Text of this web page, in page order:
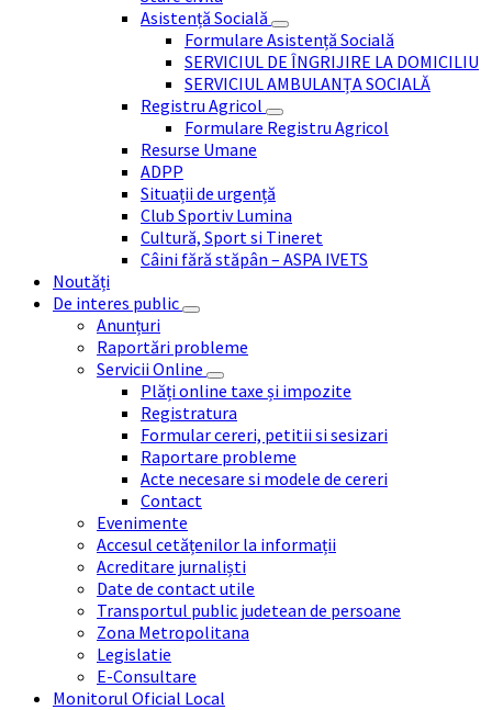
Asistență Socială
Formulare Asistență Socială
SERVICIUL DE ÎNGRIJIRE LA DOMICILIU
SERVICIUL AMBULANȚA SOCIALĂ
Registru Agricol
Formulare Registru Agricol
Resurse Umane
ADPP
Situații de urgență
Club Sportiv Lumina
Cultură, Sport si Tineret
Câini fără stăpân – ASPA IVETS
Noutăți
De interes public
Anunțuri
Raportări probleme
Servicii Online
Plăți online taxe și impozite
Registratura
Formular cereri, petitii si sesizari
Raportare probleme
Acte necesare si modele de cereri
Contact
Evenimente
Accesul cetățenilor la informații
Acreditare jurnaliști
Date de contact utile
Transportul public judetean de persoane
Zona Metropolitana
Legislatie
E-Consultare
Monitorul Oficial Local